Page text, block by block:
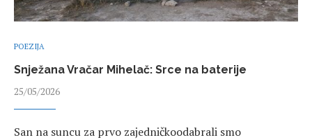
POEZIJA
Snježana Vračar Mihelač: Srce na baterije
25/05/2026
San na suncu za prvo zajedničkoodabrali smo